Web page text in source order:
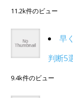
11.2k件のビュー
早
判断5
9.4k件のビュー